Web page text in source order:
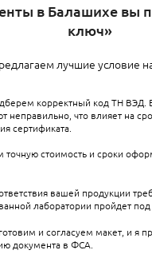
в Балашихе вы
ключ»
лучшие условие
корректный код ТН ВЭД.
неправильно, что влияет на
сертификата.
точную стоимость и сроки
вашей продукции
лаборатории пройдет
и согласуем макет, и я
документа в ФСА.